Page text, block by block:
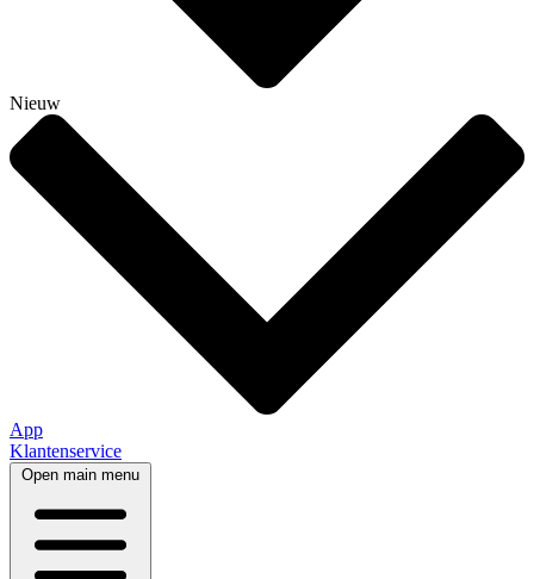
Nieuw
App
Klantenservice
Open main menu